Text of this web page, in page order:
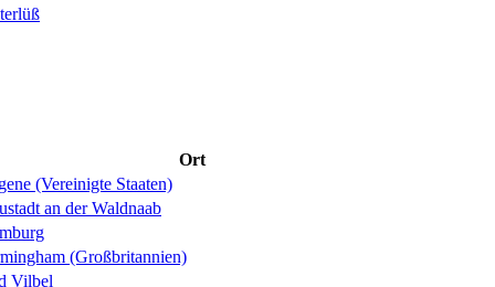
Ort
(Vereinigte Staaten)
an der Waldnaab
(Großbritannien)
Vilbel